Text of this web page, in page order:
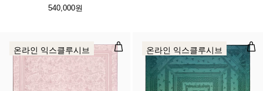
540,000원
스톨, 크리스탈 핑크 실크 및 울
온라인 익스클루시브 댄
온라인 익스클루시브